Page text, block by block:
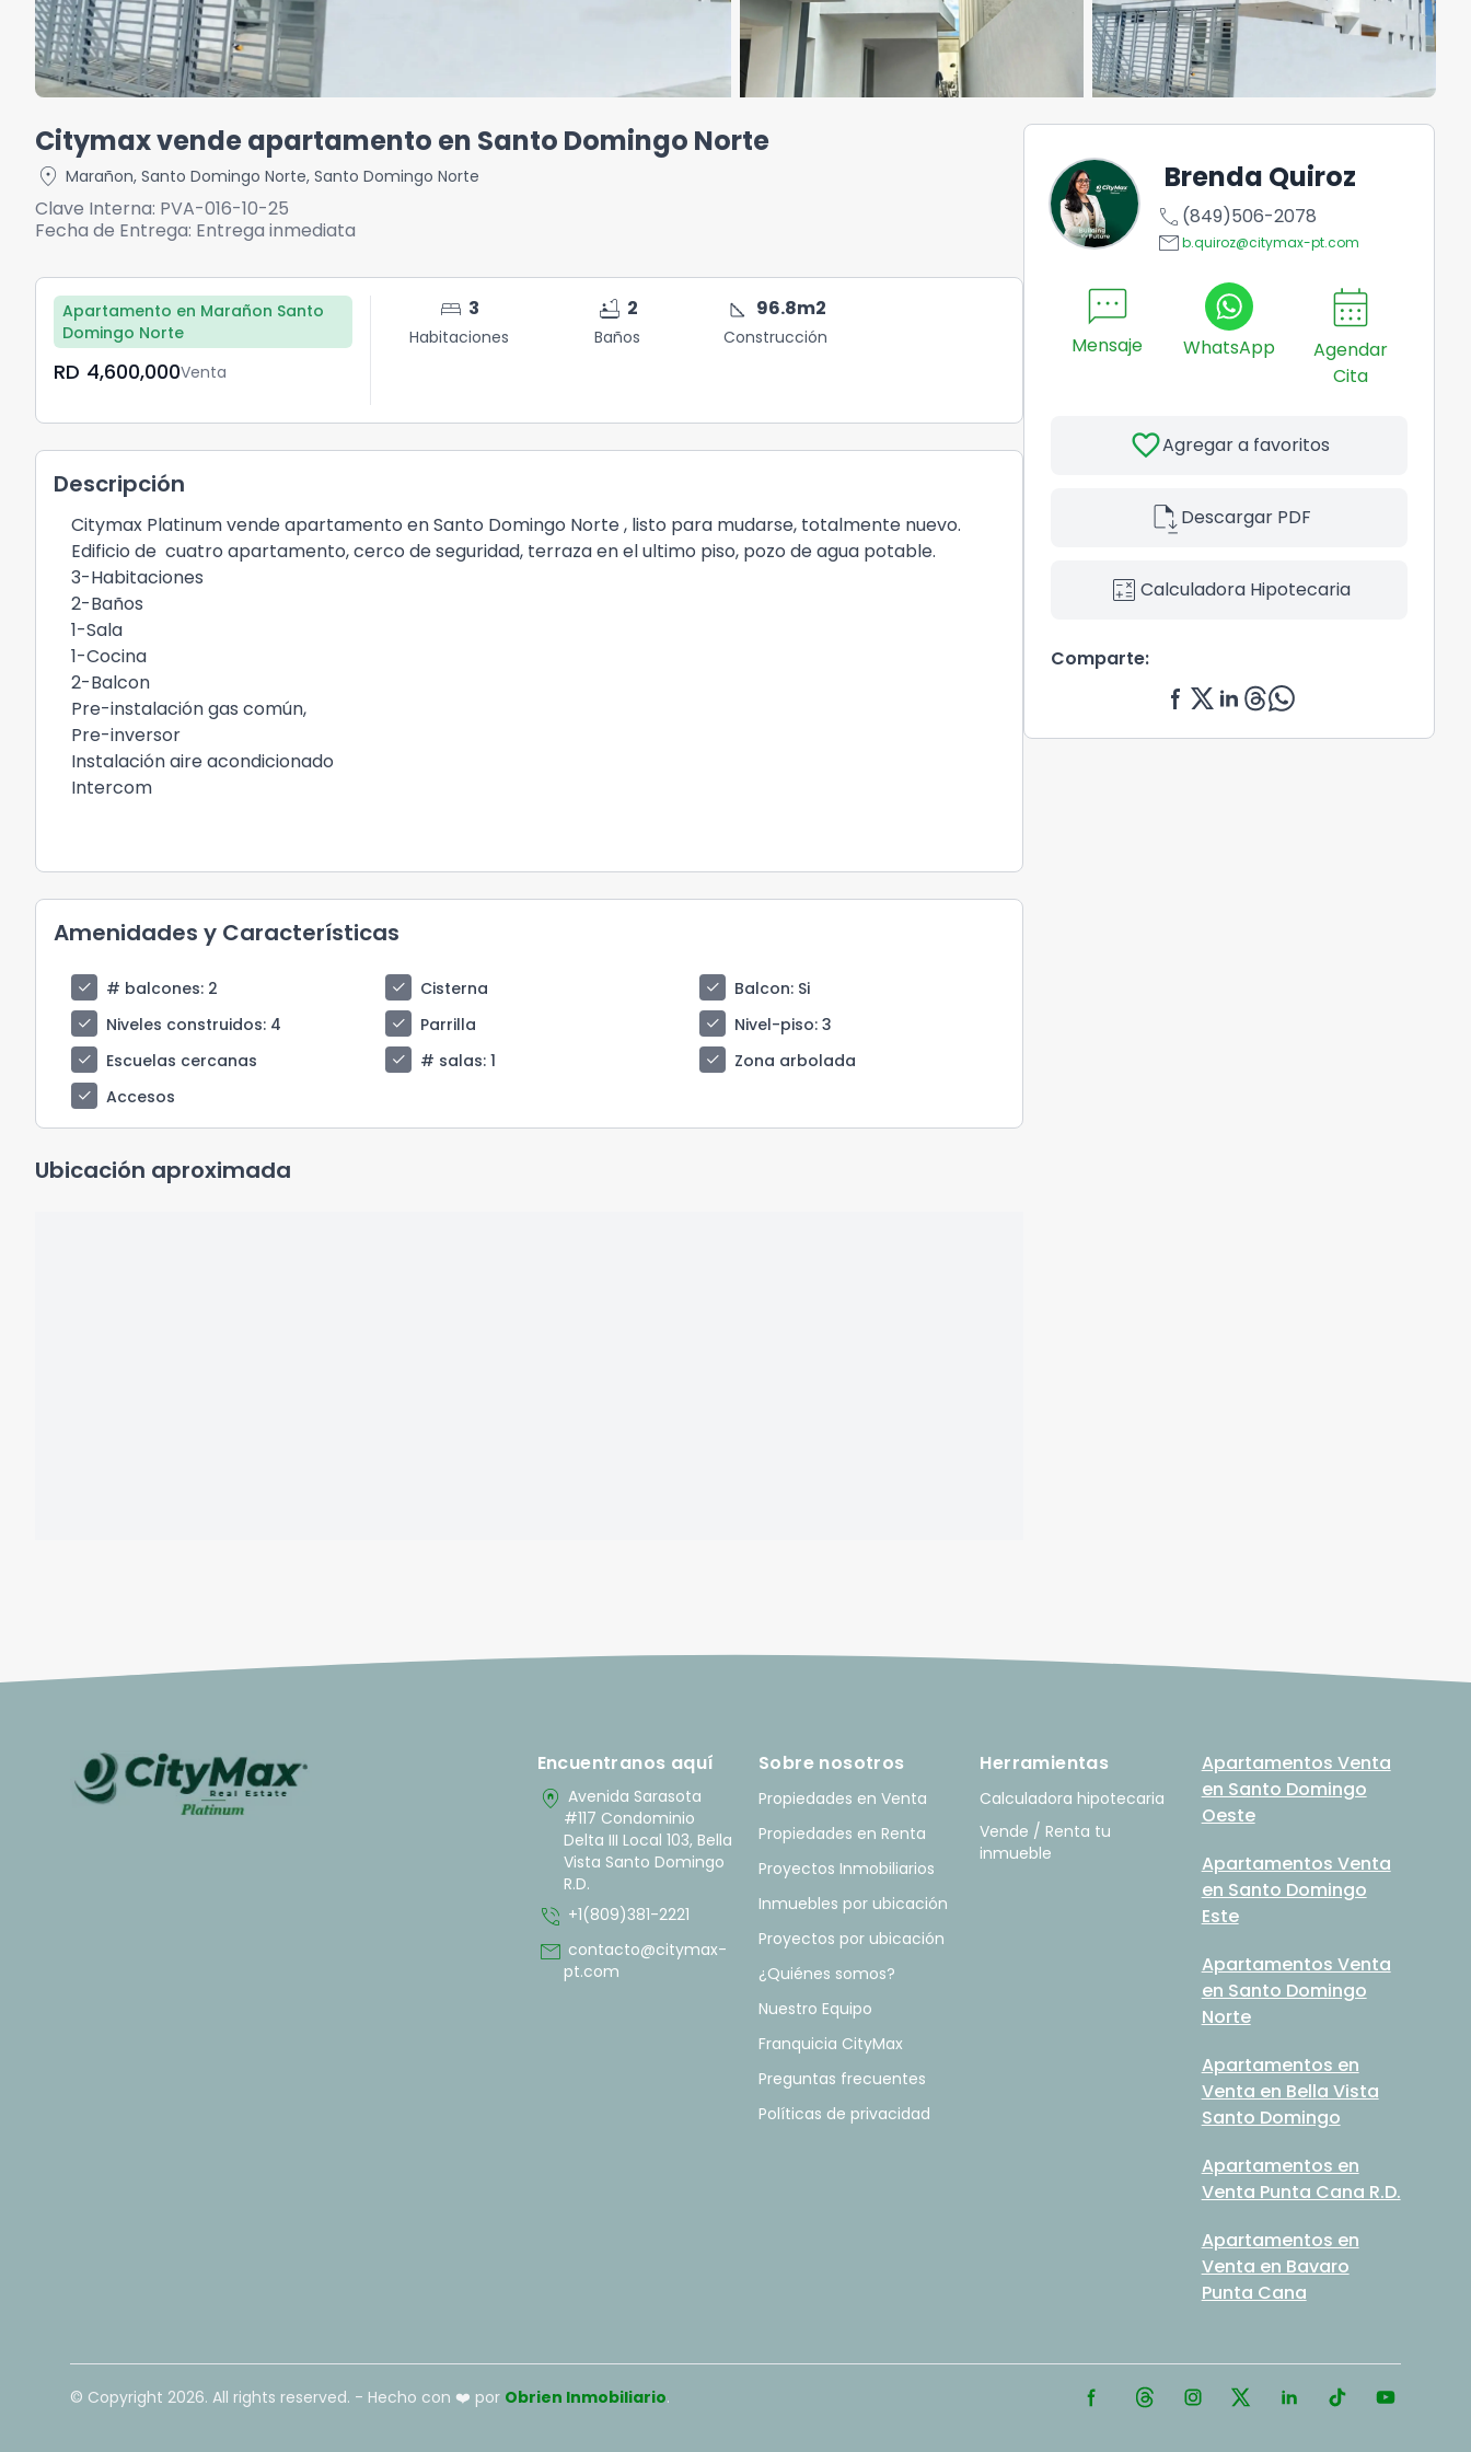
Citymax vende apartamento en Santo Domingo Norte
location_on Marañon, Santo Domingo Norte, Santo Domingo Norte
Clave Interna: PVA-016-10-25
Fecha de Entrega: Entrega inmediata
Apartamento en Marañon Santo
Domingo Norte
RD	4,600,000Venta
bed 3
Habitaciones
bathtub 2
Baños
square_foot 96.8m2
Construcción
Descripción
Citymax Platinum vende apartamento en Santo Domingo Norte , listo para mudarse, totalmente nuevo.
Edificio de cuatro apartamento, cerco de seguridad, terraza en el ultimo piso, pozo de agua potable.
3-Habitaciones
2-Baños
1-Sala
1-Cocina
2-Balcon
Pre-instalación gas común,
Pre-inversor
Instalación aire acondicionado
Intercom
Amenidades y Características
check # balcones: 2 check Cisterna check Balcon: Si
check
Niveles construidos: 4 check Parrilla check Nivel-piso: 3
check
Escuelas cercanas check # salas: 1 check
Zona arbolada
check
Accesos
Ubicación aproximada
Brenda Quiroz
call (849)506-2078
emailb.quiroz@citymax-pt.com
sms
Mensaje WhatsApp
calendar_month
Agendar
Cita
favoriteAgregar a favoritos
file_saveDescargar PDF
calculate Calculadora Hipotecaria
Comparte:
Encuentranos aquí
home_pin Avenida Sarasota
#117 Condominio
Delta III Local 103, Bella
Vista Santo Domingo
R.D.
phone_in_talk +1(809)381-2221
mail contacto@citymax-
pt.com
Sobre nosotros
Propiedades en Venta
Propiedades en Renta
Proyectos Inmobiliarios
Inmuebles por ubicación
Proyectos por ubicación
¿Quiénes somos?
Nuestro Equipo
Franquicia CityMax
Preguntas frecuentes
Políticas de privacidad
Herramientas
Calculadora hipotecaria
Vende / Renta tu
inmueble
Apartamentos Venta
en Santo Domingo
Oeste
Apartamentos Venta
en Santo Domingo
Este
Apartamentos Venta
en Santo Domingo
Norte
Apartamentos en
Venta en Bella Vista
Santo Domingo
Apartamentos en
Venta Punta Cana R.D.
Apartamentos en
Venta en Bavaro
Punta Cana
© Copyright 2026. All rights reserved. - Hecho con ❤️ por Obrien Inmobiliario.